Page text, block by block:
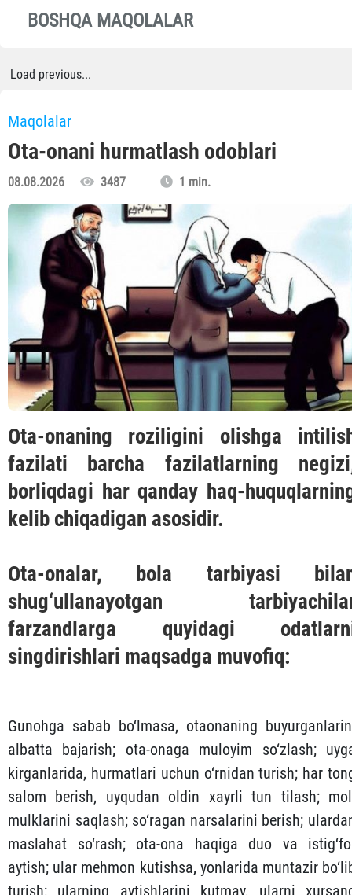
BOSHQA MAQOLALAR
Load previous...
Maqolalar
Ota-onani hurmatlash odoblari
08.08.2026 3487 1 min.
Ota-onaning roziligini olishga
fazilati barcha fazilatlarning
borliqdagi har qanday haq-
kelib chiqadigan asosidir.
Ota-onalar, bola tarbiyasi
shug‘ullanayotgan
farzandlarga quyidagi
singdirishlari maqsadga muvofiq:
Gunohga sabab bo‘lmasa, otaonaning
albatta bajarish; ota-onaga muloyim so‘zlash;
kirganlarida, hurmatlari uchun o‘rnidan turish; har
salom berish, uyqudan oldin xayrli tun tilash;
mulklarini saqlash; so‘ragan narsalarini berish;
maslahat so‘rash; ota-ona haqiga duo va
aytish; ular mehmon kutishsa, yonlarida muntazir
turish; ularning aytishlarini kutmay, ularni